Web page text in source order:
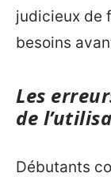
judicieux de
besoins
Les
de
Débutants